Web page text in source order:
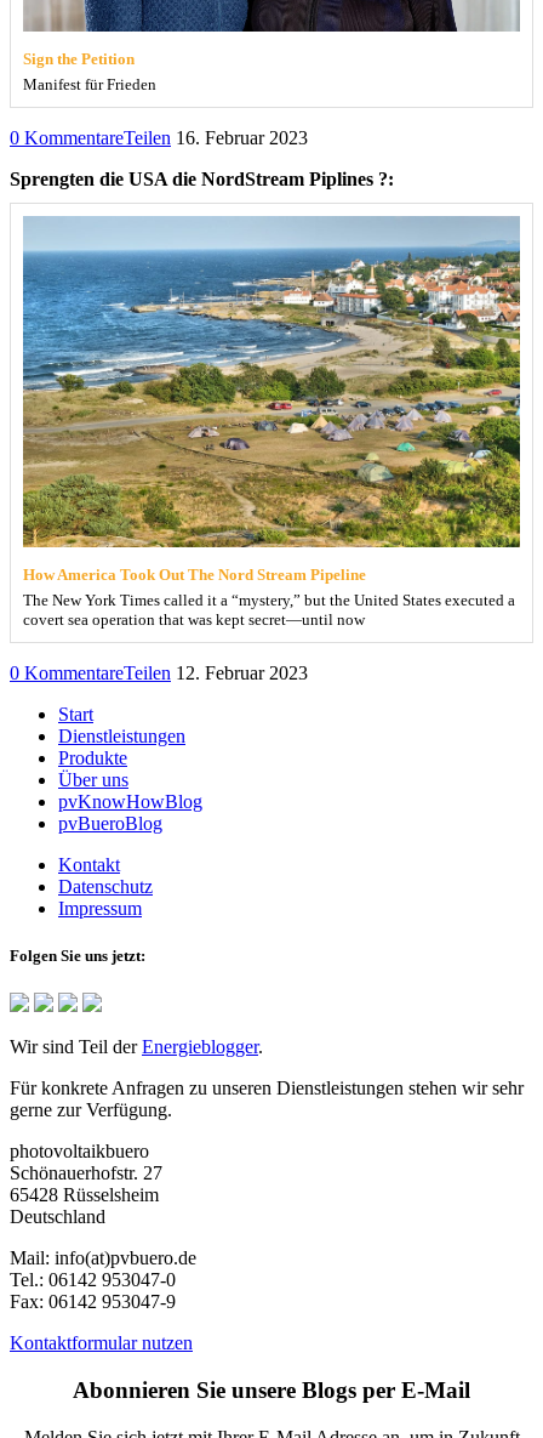
Sign the Petition
Manifest für Frieden
0 KommentareTeilen 16. Februar 2023
Sprengten die USA die NordStream Piplines ?:
How America Took Out The Nord Stream Pipeline
The New York Times called it a “mystery,” but the United States executed a
covert sea operation that was kept secret—until now
0 KommentareTeilen 12. Februar 2023
Start
Dienstleistungen
Produkte
Über uns
pvKnowHowBlog
pvBueroBlog
Kontakt
Datenschutz
Impressum
Folgen Sie uns jetzt:
Wir sind Teil derEnergieblogger.
Für konkrete Anfragen zu unseren Dienstleistungen stehen wir sehr
gerne zur Verfügung.
photovoltaikbuero
Schönauerhofstr. 27
65428 Rüsselsheim
Deutschland
Mail: info(at)pvbuero.de
Tel.: 06142 953047-0
Fax: 06142 953047-9
Kontaktformular nutzen
Abonnieren Sie unsere Blogs per E-Mail